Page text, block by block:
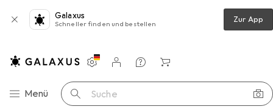
Galaxus
Schneller finden und bestellen Zur App
Navigation nach Kategorien
Menü Suche
Einstellungen
Kundenkonto
Vergleichslisten
Merklisten
Warenkorb